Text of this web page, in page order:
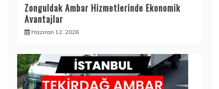
Zonguldak Ambar Hizmetlerinde Ekonomik
Avantajlar
Haziran 12, 2026